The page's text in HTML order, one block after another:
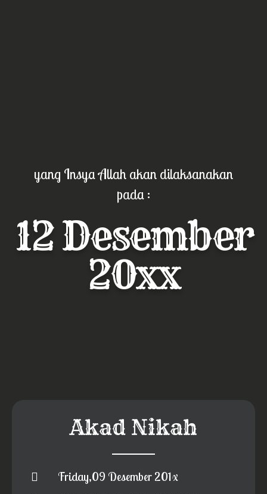
yang Insya Allah akan dilaksanakan
pada :
12 Desember
20xx
Akad Nikah
Friday,09 Desember 201x